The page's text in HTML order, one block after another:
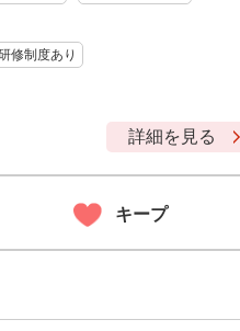
修制度あり
詳細を見る
キープ